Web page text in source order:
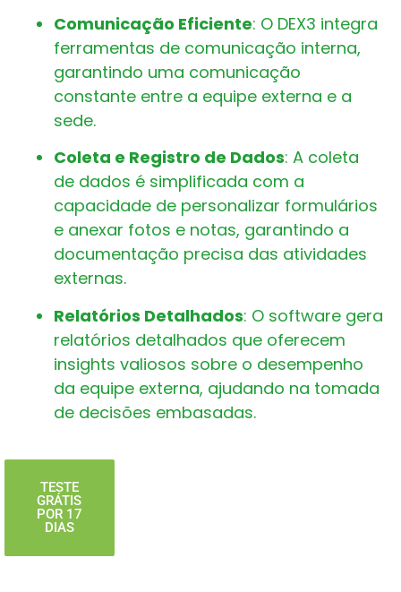
Comunicação Eficiente: O DEX3 integra
ferramentas de comunicação interna,
garantindo uma comunicação
constante entre a equipe externa e a
sede.
Coleta e Registro de Dados: A coleta
de dados é simplificada com a
capacidade de personalizar formulários
e anexar fotos e notas, garantindo a
documentação precisa das atividades
externas.
Relatórios Detalhados: O software gera
relatórios detalhados que oferecem
insights valiosos sobre o desempenho
da equipe externa, ajudando na tomada
de decisões embasadas.
TESTE
GRÁTIS
POR 17
DIAS